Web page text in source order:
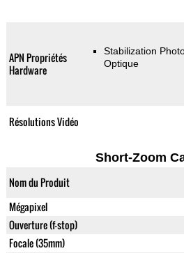
APN Propriétés
Hardware
Stabilization
Optique
Résolutions Vidéo
Short-Zoom
Nom du Produit
Mégapixel
Ouverture (f-stop)
Focale (35mm)